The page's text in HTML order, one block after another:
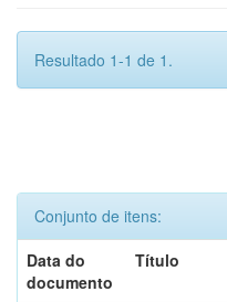
Resultado 1-1 de 1.
Conjunto de itens:
Data do
documento
Título